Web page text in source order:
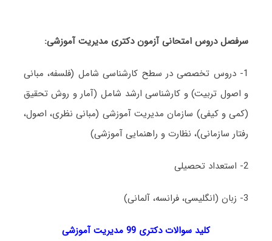
سرفصل دروس امتحانی آزمون دکتری مدیریت آموزشی:
1- دروس تخصصی در سطح کارشناسی شامل (فلسفه، مبانی
و اصول تربیت) و کارشناسی ارشد شامل (آمار و روش تحقیق
(کمی و کیفی) سازمان مدیریت آموزشی (مبانی نظری، اصول،
رفتار سازمانی)، نظارت و راهنمایی آموزشی)
2- استعداد تحصیلی
3- زبان (انگلیسی، فرانسه، آلمانی)
کلید سوالات دکتری 99 مدیریت آموزشی